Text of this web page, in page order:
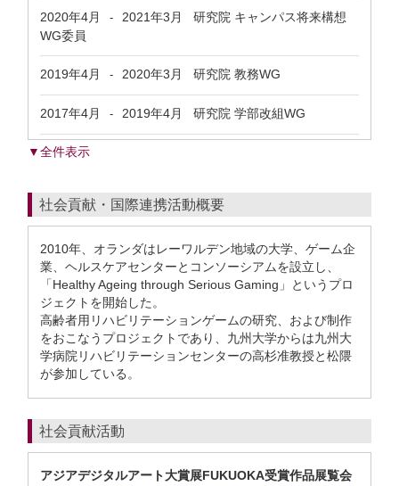
2020年4月 - 2021年3月
研究院 キャンパス将来構想
WG委員
2019年4月 - 2020年3月 研究院 教務WG
2017年4月 - 2019年4月 研究院 学部改組WG
▼全件表示
社会貢献・国際連携活動概要
2010年、オランダはレーワルデン地域の大学、ゲーム企
業、ヘルスケアセンターとコンソーシアムを設立し、
「Healthy Ageing through Serious Gaming」というプロ
ジェクトを開始した。
高齢者用リハビリテーションゲームの研究、および制作
をおこなうプロジェクトであり、九州大学からは九州大
学病院リハビリテーションセンターの高杉准教授と松隈
が参加している。
社会貢献活動
アジアデジタルアート大賞展FUKUOKA受賞作品展覧会